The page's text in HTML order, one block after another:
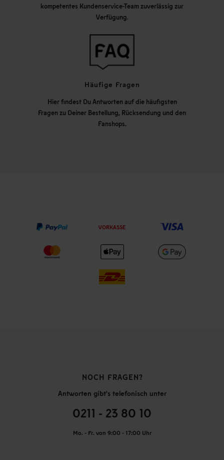
kompetentes Kundenservice-Team zuverlässig zur
Verfügung.
Häufige Fragen
Hier findest Du Antworten auf die häufigsten
Fragen zu Deiner Bestellung, Rücksendung und den
Fanshops.
VORKASSE
NOCH FRAGEN?
Antworten gibt's telefonisch unter
0211 - 23 80 10
Mo. - Fr. von 9:00 - 17:00 Uhr